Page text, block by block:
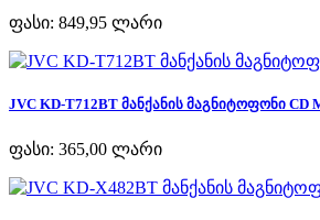
ფასი: 849,95 ლარი
JVC KD-T712BT მანქანის მაგნიტოფონი CD
ფასი: 365,00 ლარი